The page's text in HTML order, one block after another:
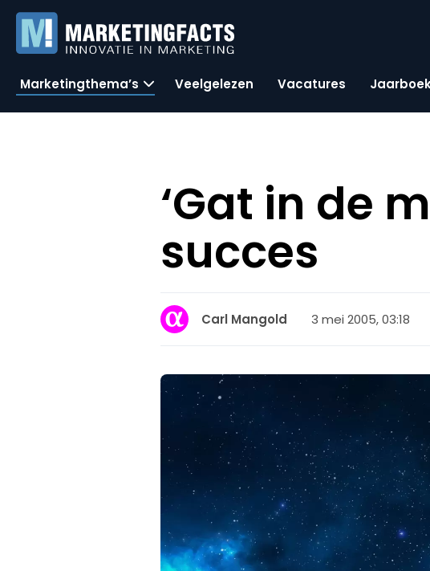
Marketingthema’s Veelgelezen Vacatures
‘Gat in de
succes
Carl Mangold 3 mei 2005, 03:18